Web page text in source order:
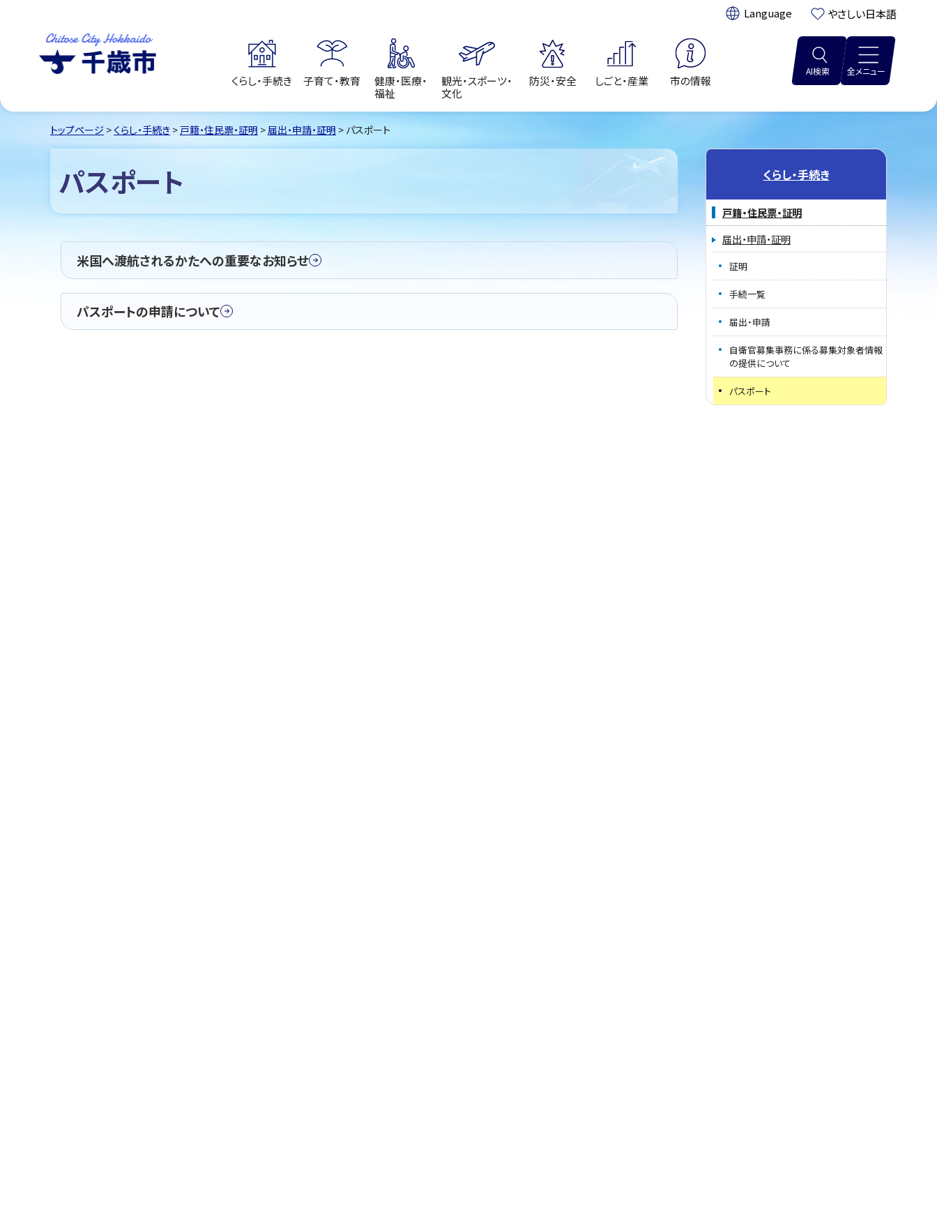
翻訳: やさしい日本語
くらし・手続き 子育て・教育
健康・医療・
福祉
観光・スポーツ・
文化
防災・安全 しごと・産業 市の情報
AI検索 全メニュー
トップページ > くらし・手続き > 戸籍・住民票・証明 >届出・申請・証明 > パスポート
パスポート
米国へ渡航されるかたへの重要なお知らせ
パスポートの申請について
くらし・手続き
戸籍・住民票・証明
届出・申請・証明
証明
手続一覧
届出・申請
自衛官募集事務に係る募集対象者情報
の提供について
パスポート